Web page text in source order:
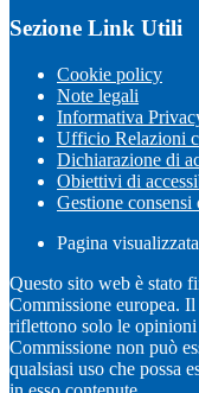
Sezione Link Utili
Cookie policy
Note legali
Informativa
Ufficio Relazioni
Dichiarazione di
Obiettivi di
Gestione consensi
Pagina visualizzata
Questo sito web è stato
Commissione europea.
riflettono solo le opinioni
Commissione non può
qualsiasi uso che possa